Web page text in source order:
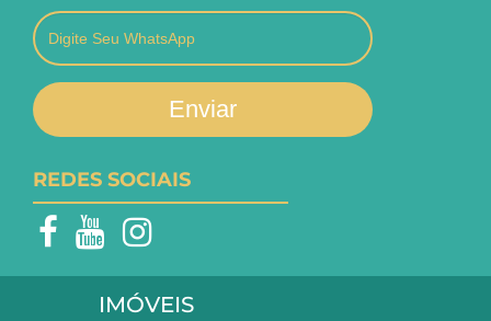
Enviar
REDES SOCIAIS
IMÓVEIS